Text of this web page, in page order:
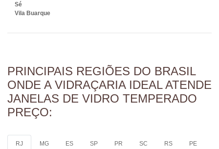
Sé
Vila Buarque
PRINCIPAIS REGIÕES DO BRASIL
ONDE A VIDRAÇARIA IDEAL ATENDE
JANELAS DE VIDRO TEMPERADO
PREÇO:
RJ MG ES SP PR SC RS PE